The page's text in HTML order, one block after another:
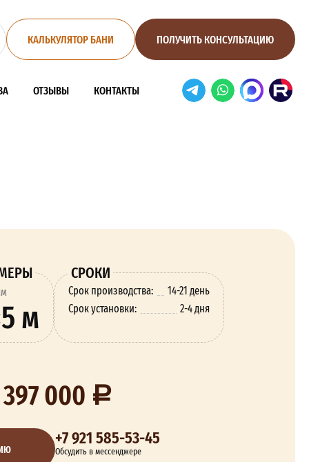
КАЛЬКУЛЯТОР БАНИ ПОЛУЧИТЬ КОНСУЛЬТАЦИЮ
ОТЗЫВЫ КОНТАКТЫ
м
СРОКИ
Срок производства:
14-21 день
Срок установки:
2-4 дня
000
+7 921 585-53-45
Обсудить в мессенджере